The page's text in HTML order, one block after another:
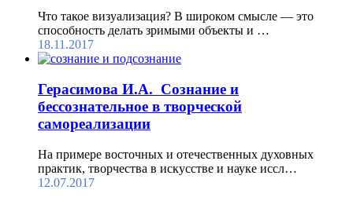
Что такое визуализация? В широком смысле — это
способность делать зримыми объекты и …
18.11.2017
Герасимова И.А. Сознание и
бессознательное в творческой
самореализации
На примере восточных и отечественных духовных
практик, творчества в искусстве и науке иссл…
12.07.2017